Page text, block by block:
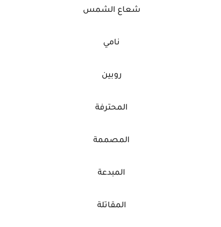
شعاع الشمس
نامي
روبين
المحترفة
المصممة
المبدعة
المقاتلة